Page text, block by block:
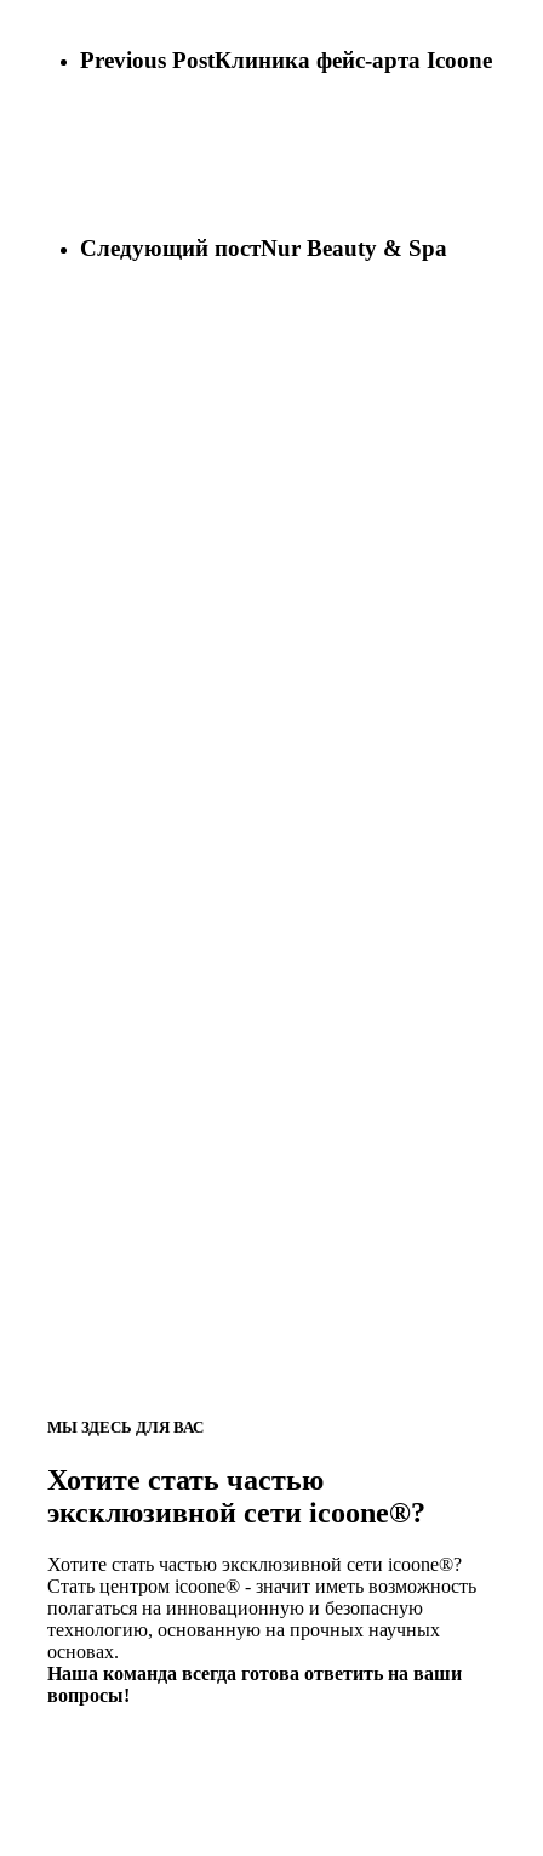
Previous PostКлиника фейс-арта Icoone
Следующий постNur Beauty & Spa
МЫ ЗДЕСЬ ДЛЯ ВАС
Хотите стать частью
эксклюзивной сети icoone®?
Хотите стать частью эксклюзивной сети icoone®?
Стать центром icoone® - значит иметь возможность
полагаться на инновационную и безопасную
технологию, основанную на прочных научных
основах.
Наша команда всегда готова ответить на ваши
вопросы!